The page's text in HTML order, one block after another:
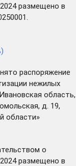
размещено в
распоряжение
нежилых
область,
д. 19,
области»
о
размещено в